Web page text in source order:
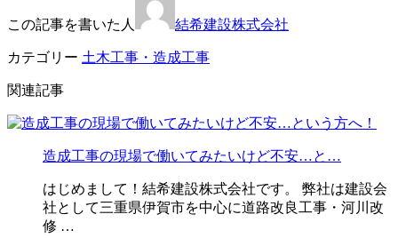
この記事を書いた人 結希建設株式会社
カテゴリー 土木工事・造成工事
関連記事
造成工事の現場で働いてみたいけど不安…と…
はじめまして！結希建設株式会社です。 弊社は建設会
社として三重県伊賀市を中心に道路改良工事・河川改
修 …